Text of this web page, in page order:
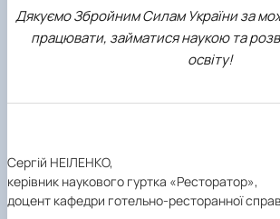
Дякуємо Збройним Силам України за
працювати, займатися наукою та
освіту!
Сергій НЕІЛЕНКО,
керівник наукового гуртка «Ресторатор»,
доцент кафедри готельно-ресторанної